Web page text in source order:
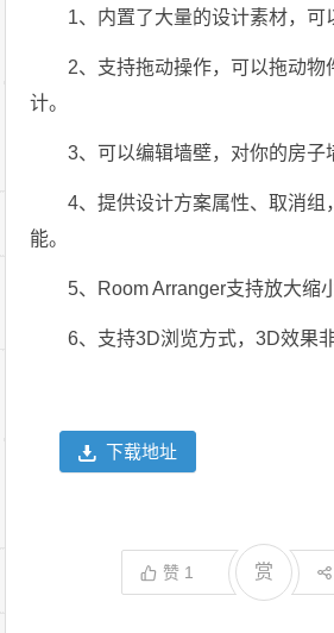
1、内置了大量的设计素材，可
2、支持拖动操作，可以拖动物
计。
3、可以编辑墙壁，对你的房子
4、提供设计方案属性、取消组
能。
5、Room Arranger支持放大缩
6、支持3D浏览方式，3D效果
下载地址
赞 1 赏